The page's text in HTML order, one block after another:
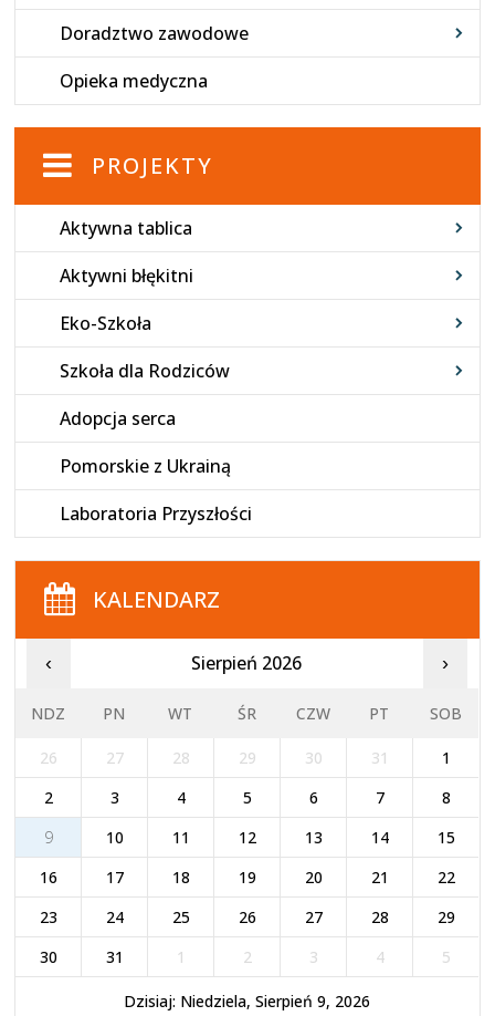
Doradztwo zawodowe
Opieka medyczna
PROJEKTY
Aktywna tablica
Aktywni błękitni
Eko-Szkoła
Szkoła dla Rodziców
Adopcja serca
Pomorskie z Ukrainą
Laboratoria Przyszłości
KALENDARZ
‹ Sierpień 2026 ›
NDZ PN WT ŚR CZW PT SOB
26 27 28 29 30 31
1
2
3 4 5 6 7
8
9
10 11 12 13 14
15
16
17 18 19 20 21
22
23
24 25 26 27 28
29
30
31 1 2 3 4 5
Dzisiaj: Niedziela, Sierpień 9, 2026